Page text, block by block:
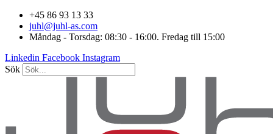
Hoppa
innehåll
+45 86 93 13 33
juhl@juhl-as.com
Måndag - Torsdag: 08:30 - 16:00. Fredag till 15:00
Linkedin Facebook Instagram
Sök